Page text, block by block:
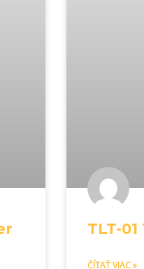
TLT-
ČÍTAŤ VIAC »